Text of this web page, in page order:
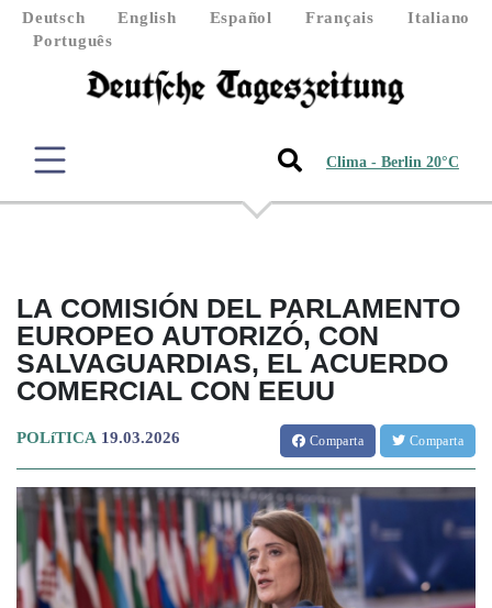
Deutsch English Español Français
Italiano
Português
Clima - Berlin 20°C
LA COMISIÓN DEL PARLAMENTO
EUROPEO AUTORIZÓ, CON
SALVAGUARDIAS, EL ACUERDO
COMERCIAL CON EEUU
POLíTICA 19.03.2026 Comparta Comparta